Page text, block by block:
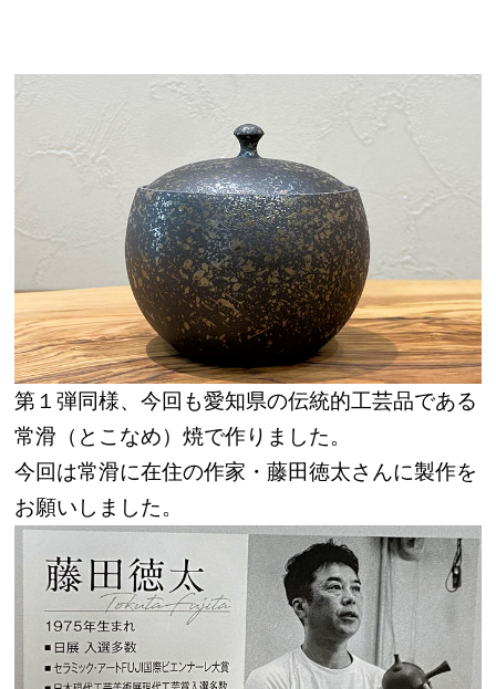
第１弾同様、今回も愛知県の伝統的工芸品である
常滑（とこなめ）焼で作りました。
今回は常滑に在住の作家・藤田徳太さんに製作を
お願いしました。